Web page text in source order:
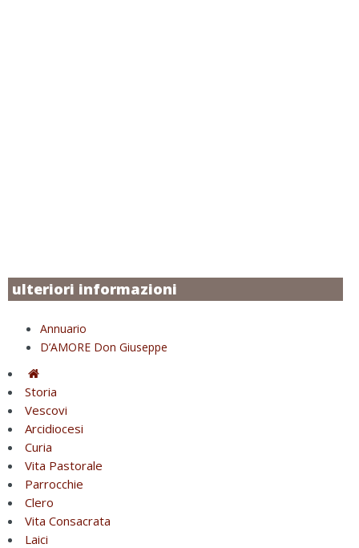
ulteriori informazioni
Annuario
D’AMORE Don Giuseppe
Storia
Vescovi
Arcidiocesi
Curia
Vita Pastorale
Parrocchie
Clero
Vita Consacrata
Laici